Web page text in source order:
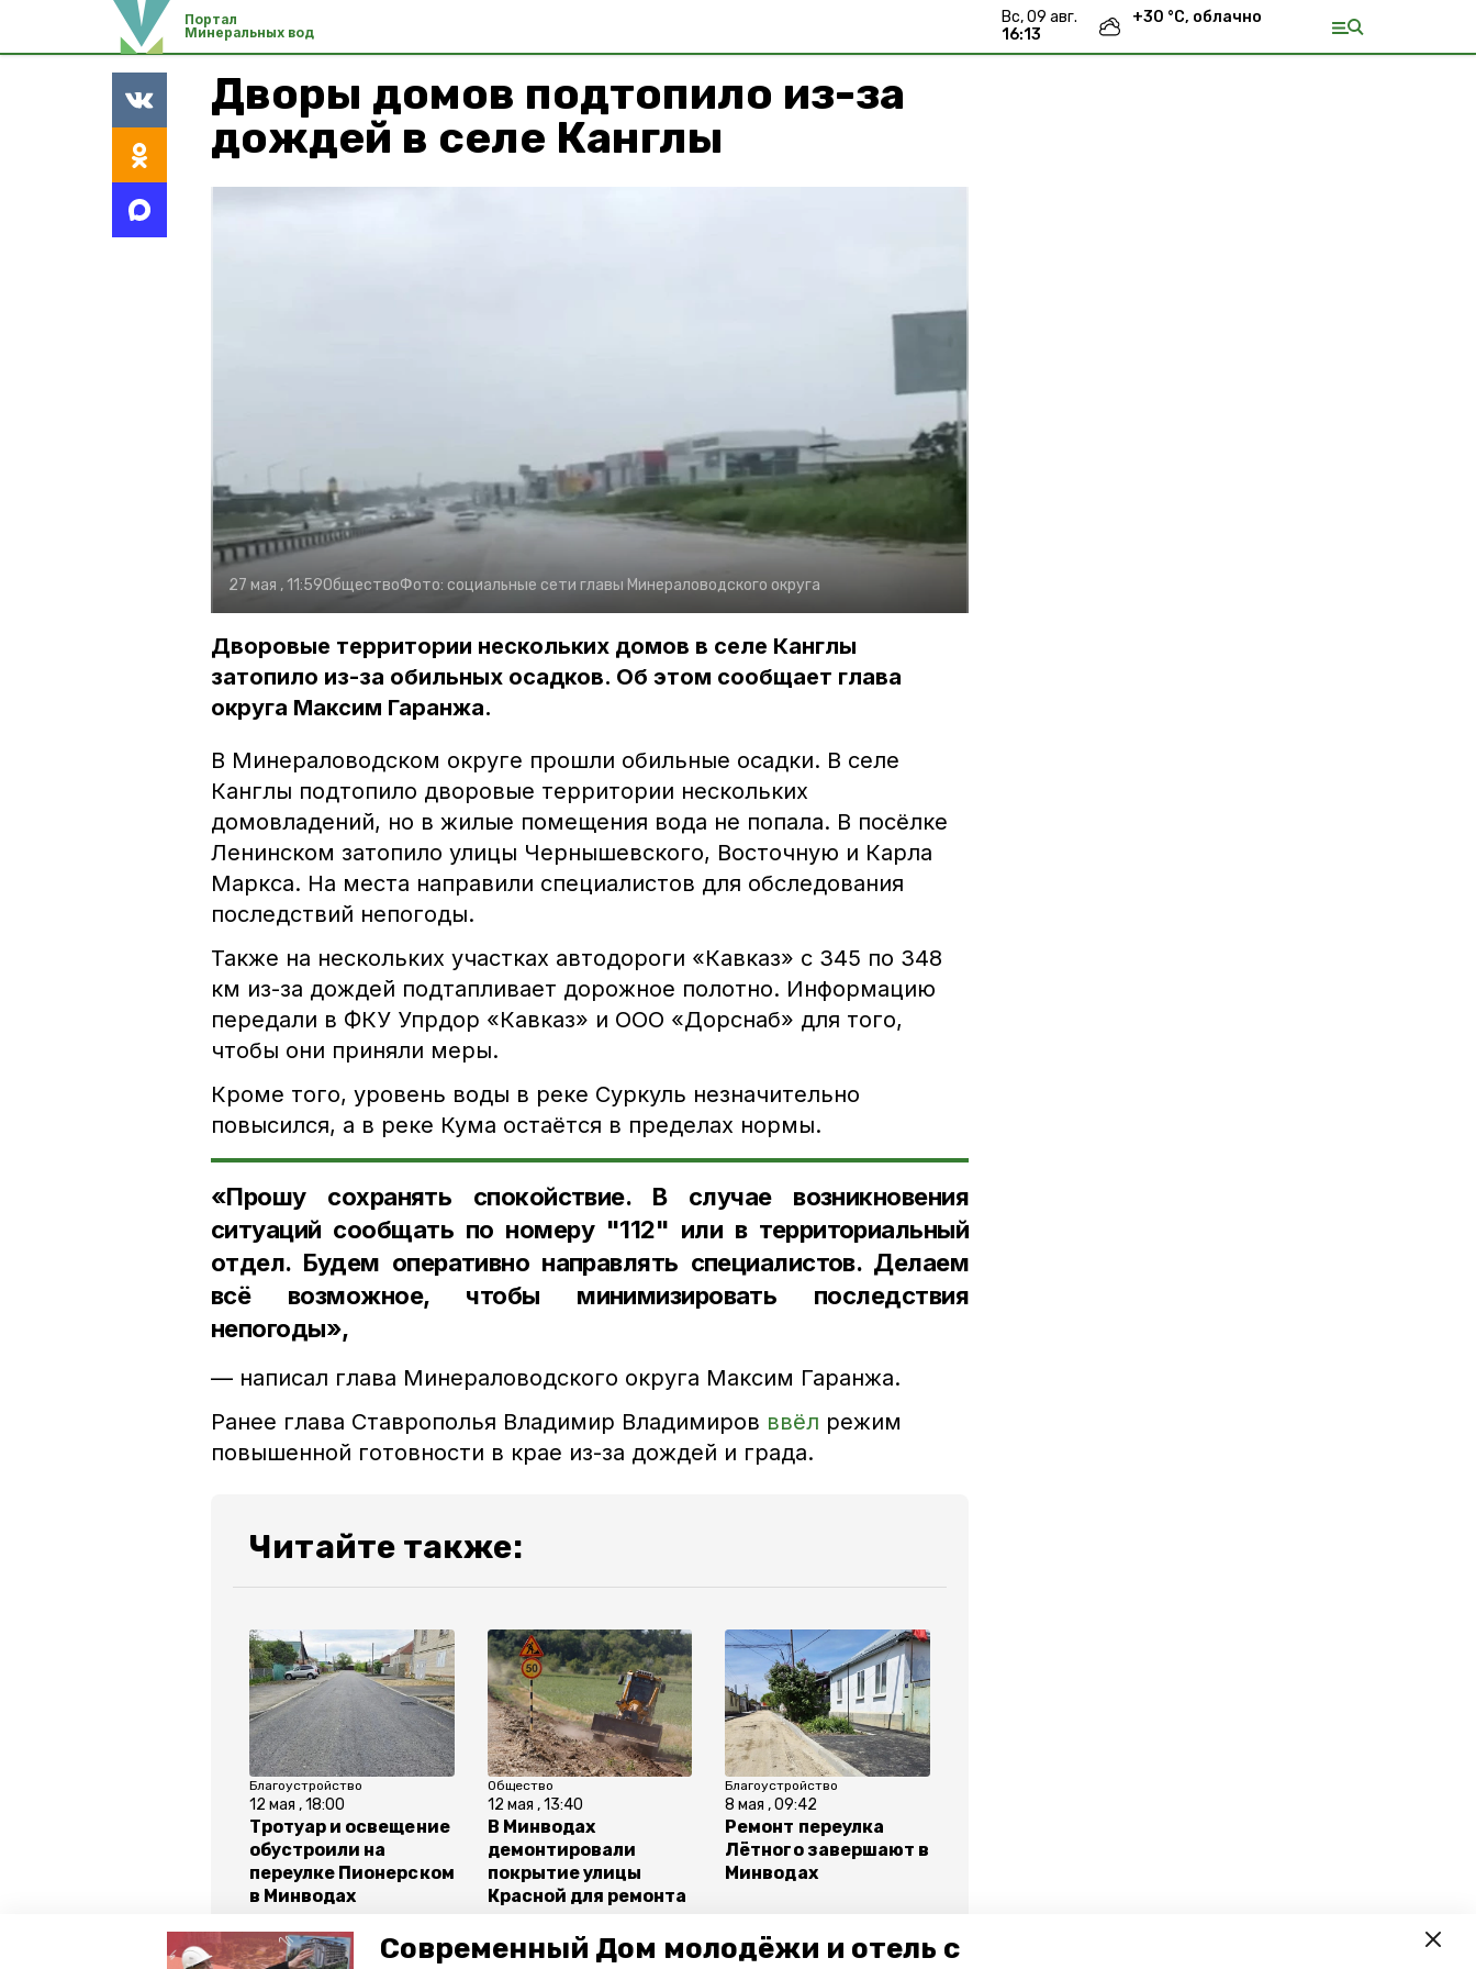
Современный Дом молодёжи и отель с
Портал
Минеральных вод
вс, 09 авг.
16:13
+30 °С, облачно
Дворы домов подтопило из-за
дождей в селе Канглы
27 мая , 11:59ОбществоФото: социальные сети главы Минераловодского округа
Дворовые территории нескольких домов в селе Канглы
затопило из-за обильных осадков. Об этом сообщает глава
округа Максим Гаранжа.
В Минераловодском округе прошли обильные осадки. В селе
Канглы подтопило дворовые территории нескольких
домовладений, но в жилые помещения вода не попала. В посёлке
Ленинском затопило улицы Чернышевского, Восточную и Карла
Маркса. На места направили специалистов для обследования
последствий непогоды.
Также на нескольких участках автодороги «Кавказ» с 345 по 348
км из-за дождей подтапливает дорожное полотно. Информацию
передали в ФКУ Упрдор «Кавказ» и ООО «Дорснаб» для того,
чтобы они приняли меры.
Кроме того, уровень воды в реке Суркуль незначительно
повысился, а в реке Кума остаётся в пределах нормы.
«Прошу сохранять спокойствие. В случае возникновения
ситуаций сообщать по номеру "112" или в территориальный
отдел. Будем оперативно направлять специалистов. Делаем
всё возможное, чтобы минимизировать последствия
непогоды»,
— написал глава Минераловодского округа Максим Гаранжа.
Ранее глава Ставрополья Владимир Владимиров ввёл режим
повышенной готовности в крае из-за дождей и града.
Читайте также:
Благоустройство
12 мая , 18:00
Тротуар и освещение
обустроили на
переулке Пионерском
в Минводах
Общество
12 мая , 13:40
В Минводах
демонтировали
покрытие улицы
Красной для ремонта
Благоустройство
8 мая , 09:42
Ремонт переулка
Лётного завершают в
Минводах